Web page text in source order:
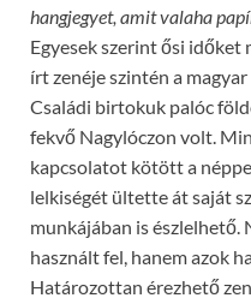
hangjegyet, amit valaha
Egyesek szerint ősi
írt zenéje szintén a
Családi birtokuk palóc
fekvő Nagylóczon volt.
kapcsolatot kötött a
lelkiségét ültette át saját
munkájában is
használt fel, hanem azok
Határozottan érezhető